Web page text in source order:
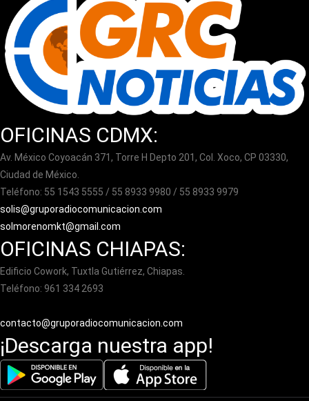
OFICINAS CDMX:
Av. México Coyoacán 371, Torre H Depto 201, Col. Xoco, CP 03330,
Ciudad de México.
Teléfono: 55 1543 5555 / 55 8933 9980 / 55 8933 9979
solis@gruporadiocomunicacion.com
solmorenomkt@gmail.com
OFICINAS CHIAPAS:
Edificio Cowork, Tuxtla Gutiérrez, Chiapas.
Teléfono: 961 334 2693
contacto@gruporadiocomunicacion.com
¡Descarga nuestra app!